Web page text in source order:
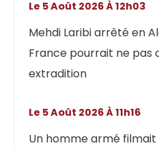
Mehdi Laribi arrêté en
France pourrait ne pas
extradition
Le 5 Août 2026 À 12h03
Un homme armé
Le 5 Août 2026 À 11h16